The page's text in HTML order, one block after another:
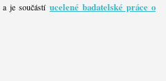
je součástí ucelené badatelské práce o